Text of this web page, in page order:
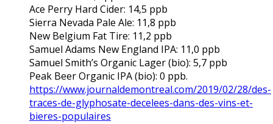
Ace Perry Hard Cider: 14,5 ppb
Sierra Nevada Pale Ale: 11,8 ppb
New Belgium Fat Tire: 11,2 ppb
Samuel Adams New England IPA: 11,0 ppb
Samuel Smith’s Organic Lager (bio): 5,7 ppb
Peak Beer Organic IPA (bio): 0 ppb.
https://www.journaldemontreal.com/2019/02/28/des-
traces-de-glyphosate-decelees-dans-des-vins-et-
bieres-populaires